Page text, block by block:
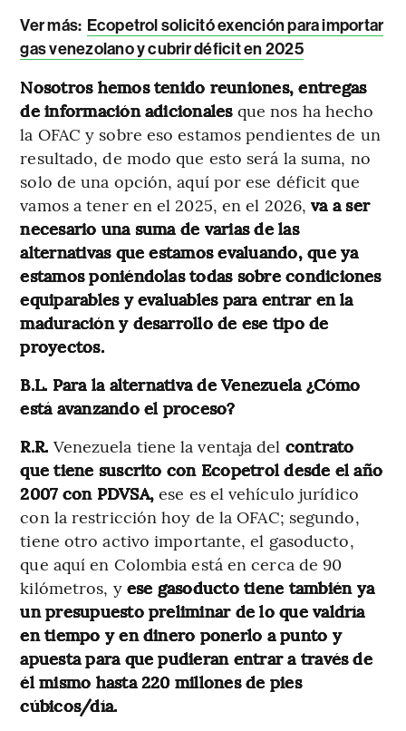
Ver más: Ecopetrol solicitó exención para importar
gas venezolano y cubrir déficit en 2025
Nosotros hemos tenido reuniones, entregas
de información adicionalesque nos ha hecho
la OFAC y sobre eso estamos pendientes de un
resultado, de modo que esto será la suma, no
solo de una opción, aquí por ese déficit que
vamos a tener en el 2025, en el 2026,va a ser
necesario una suma de varias de las
alternativas que estamos evaluando, que ya
estamos poniéndolas todas sobre condiciones
equiparables y evaluables para entrar en la
maduración y desarrollo de ese tipo de
proyectos.
B.L. Para la alternativa de Venezuela ¿Cómo
está avanzando el proceso?
R.R. Venezuela tiene la ventaja del contrato
que tiene suscrito con Ecopetrol desde el año
2007 con PDVSA, ese es el vehículo jurídico
con la restricción hoy de la OFAC; segundo,
tiene otro activo importante, el gasoducto,
que aquí en Colombia está en cerca de 90
kilómetros, y ese gasoducto tiene también ya
un presupuesto preliminar de lo que valdría
en tiempo y en dinero ponerlo a punto y
apuesta para que pudieran entrar a través de
él mismo hasta 220 millones de pies
cúbicos/día.